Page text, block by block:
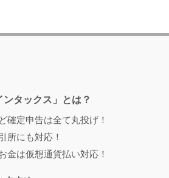
タックス」とは？
確定申告は全て丸投げ！
所にも対応！
金は仮想通貨払い対応！